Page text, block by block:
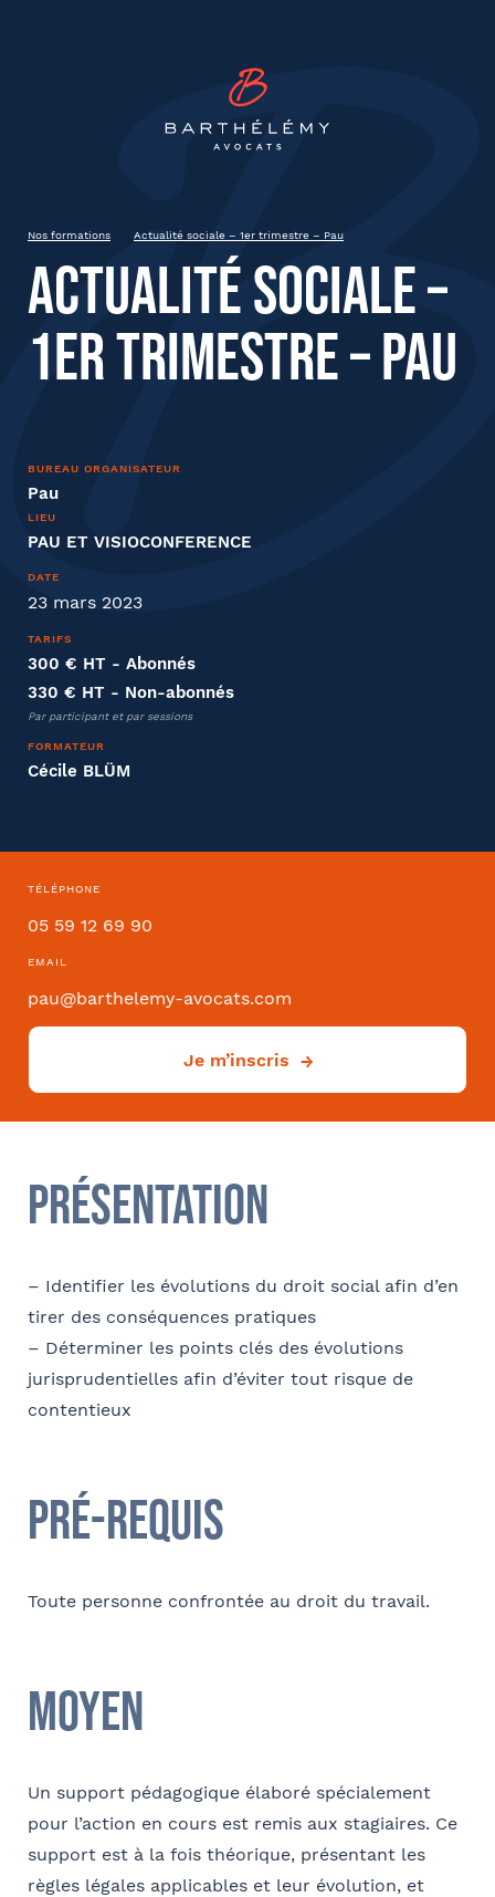
Nos formations Actualité sociale – 1er trimestre – Pau
Actualité sociale –
1er trimestre – Pau
BUREAU ORGANISATEUR
Pau
LIEU
PAU ET VISIOCONFERENCE
DATE
23 mars 2023
TARIFS
300 € HT - Abonnés
330 € HT - Non-abonnés
Par participant et par sessions
FORMATEUR
Cécile BLÜM
TÉLÉPHONE
05 59 12 69 90
EMAIL
pau@barthelemy-avocats.com
Je m’inscris
Présentation
– Identifier les évolutions du droit social afin d’en
tirer des conséquences pratiques
– Déterminer les points clés des évolutions
jurisprudentielles afin d’éviter tout risque de
contentieux
Pré-requis
Toute personne confrontée au droit du travail.
Moyen
Un support pédagogique élaboré spécialement
pour l’action en cours est remis aux stagiaires. Ce
support est à la fois théorique, présentant les
règles légales applicables et leur évolution, et
Actualité sociale – 1er trimestre
Distanciel
Entreprise
Effectifs dans l'entreprise
Déjà client ?
Oui
Comment avez-vous connu le cabinet / la formation ?
Code postal
Tapez votre recherche et
Sélectionnez votre bureau
Se